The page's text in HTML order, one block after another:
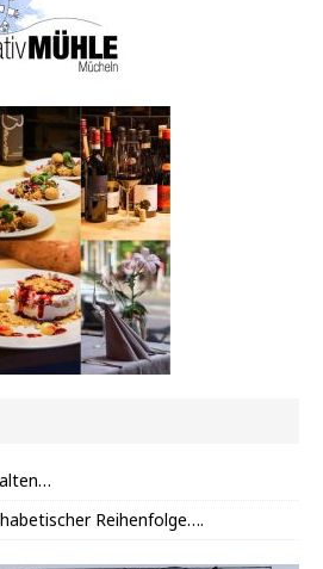
Reihenfolge….